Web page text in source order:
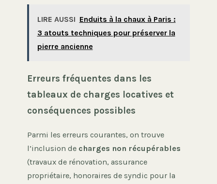
LIRE AUSSI Enduits à la chaux à Paris :
3 atouts techniques pour préserver la
pierre ancienne
Erreurs fréquentes dans les
tableaux de charges locatives et
conséquences possibles
Parmi les erreurs courantes, on trouve
l’inclusion de charges non récupérables
(travaux de rénovation, assurance
propriétaire, honoraires de syndic pour la